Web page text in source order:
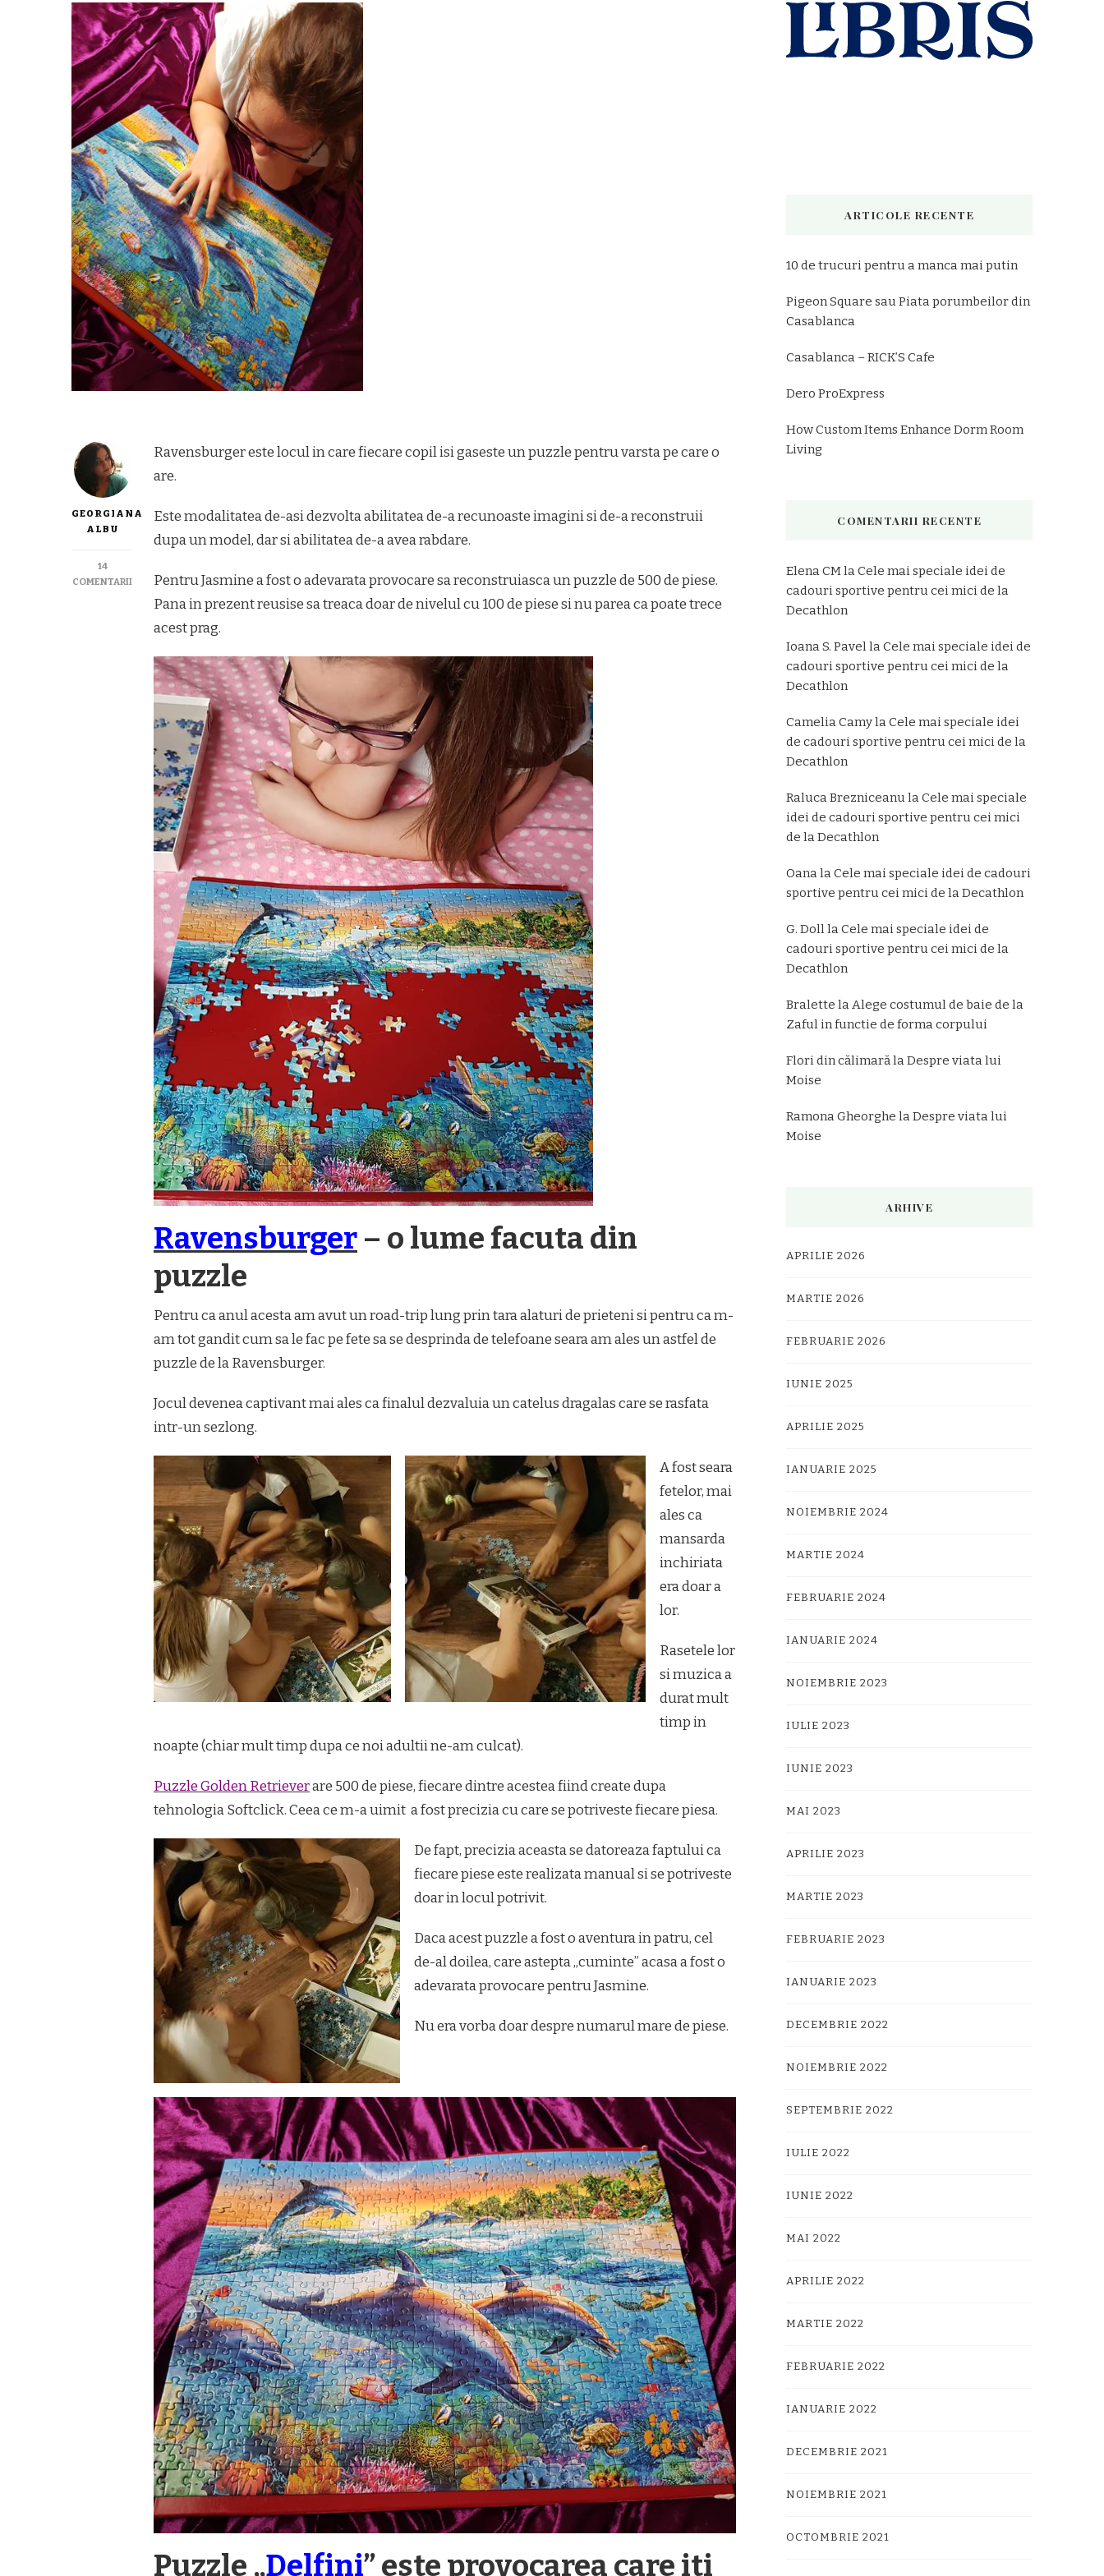
GEORGIANA
ALBU
14
COMENTARIILA
RAVENSBURGER
FACUTA
PUZZLE
Ravensburger este locul in care fiecare copil isi gaseste un puzzle pentru varsta pe care o
are.
Este modalitatea de-asi dezvolta abilitatea de-a recunoaste imagini si de-a reconstruii
dupa un model, dar si abilitatea de-a avea rabdare.
Pentru Jasmine a fost o adevarata provocare sa reconstruiasca un puzzle de 500 de piese.
Pana in prezent reusise sa treaca doar de nivelul cu 100 de piese si nu parea ca poate trece
acest prag.
Ravensburger – o lume facuta din
puzzle
Pentru ca anul acesta am avut un road-trip lung prin tara alaturi de prieteni si pentru ca m-
am tot gandit cum sa le fac pe fete sa se desprinda de telefoane seara am ales un astfel de
puzzle de la Ravensburger.
Jocul devenea captivant mai ales ca finalul dezvaluia un catelus dragalas care se rasfata
intr-un sezlong.
A fost seara
fetelor, mai
ales ca
mansarda
inchiriata
era doar a
lor.
Rasetele lor
si muzica a
durat mult
timp in
noapte (chiar mult timp dupa ce noi adultii ne-am culcat).
Puzzle Golden Retrieverare 500 de piese, fiecare dintre acestea fiind create dupa
tehnologia Softclick. Ceea ce m-a uimit a fost precizia cu care se potriveste fiecare piesa.
De fapt, precizia aceasta se datoreaza faptului ca
fiecare piese este realizata manual si se potriveste
doar in locul potrivit.
Daca acest puzzle a fost o aventura in patru, cel
de-al doilea, care astepta „cuminte” acasa a fost o
adevarata provocare pentru Jasmine.
Nu era vorba doar despre numarul mare de piese.
Puzzle „Delfini” este provocarea care iti
ARTICOLE RECENTE
10 de trucuri pentru a manca mai putin
Pigeon Square sau Piata porumbeilor din
Casablanca
Casablanca – RICK’S Cafe
Dero ProExpress
How Custom Items Enhance Dorm Room
Living
COMENTARII RECENTE
Elena CMla Cele mai speciale idei de
cadouri sportive pentru cei mici de la
Decathlon
Ioana S. Pavel la Cele mai speciale idei de
cadouri sportive pentru cei mici de la
Decathlon
Camelia Camyla Cele mai speciale idei
de cadouri sportive pentru cei mici de la
Decathlon
Raluca Brezniceanu la Cele mai speciale
idei de cadouri sportive pentru cei mici
de la Decathlon
Oana la Cele mai speciale idei de cadouri
sportive pentru cei mici de la Decathlon
G. Doll la Cele mai speciale idei de
cadouri sportive pentru cei mici de la
Decathlon
Bralette la Alege costumul de baie de la
Zaful in functie de forma corpului
Flori din călimară la Despre viata lui
Moise
Ramona Gheorghe la Despre viata lui
Moise
ARHIVE
APRILIE 2026
MARTIE 2026
FEBRUARIE 2026
IUNIE 2025
APRILIE 2025
IANUARIE 2025
NOIEMBRIE 2024
MARTIE 2024
FEBRUARIE 2024
IANUARIE 2024
NOIEMBRIE 2023
IULIE 2023
IUNIE 2023
MAI 2023
APRILIE 2023
MARTIE 2023
FEBRUARIE 2023
IANUARIE 2023
DECEMBRIE 2022
NOIEMBRIE 2022
SEPTEMBRIE 2022
IULIE 2022
IUNIE 2022
MAI 2022
APRILIE 2022
MARTIE 2022
FEBRUARIE 2022
IANUARIE 2022
DECEMBRIE 2021
NOIEMBRIE 2021
OCTOMBRIE 2021